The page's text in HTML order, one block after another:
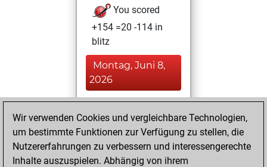
You scored
+154 =20 -114 in
blitz
Montag, Juni 8,
2026
You played 12
slow games
Play
You scored +8
=0 -4 in slow games
Wir verwenden Cookies und vergleichbare Technologien,
um bestimmte Funktionen zur Verfügung zu stellen, die
Nutzererfahrungen zu verbessern und interessengerechte
Inhalte auszuspielen. Abhängig von ihrem